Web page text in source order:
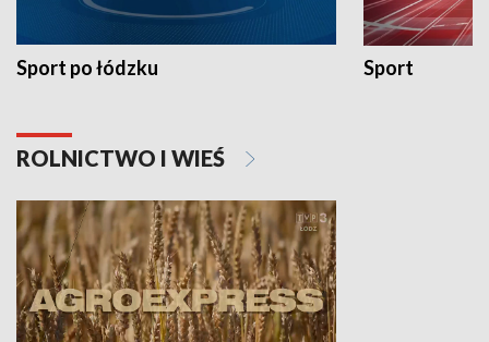
Sport po łódzku Sport
ROLNICTWO I WIEŚ